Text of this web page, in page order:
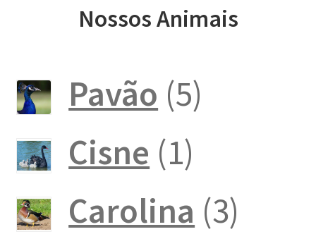
Nossos Animais
Pavão 55
Cisne 11
produto
Carolina 33